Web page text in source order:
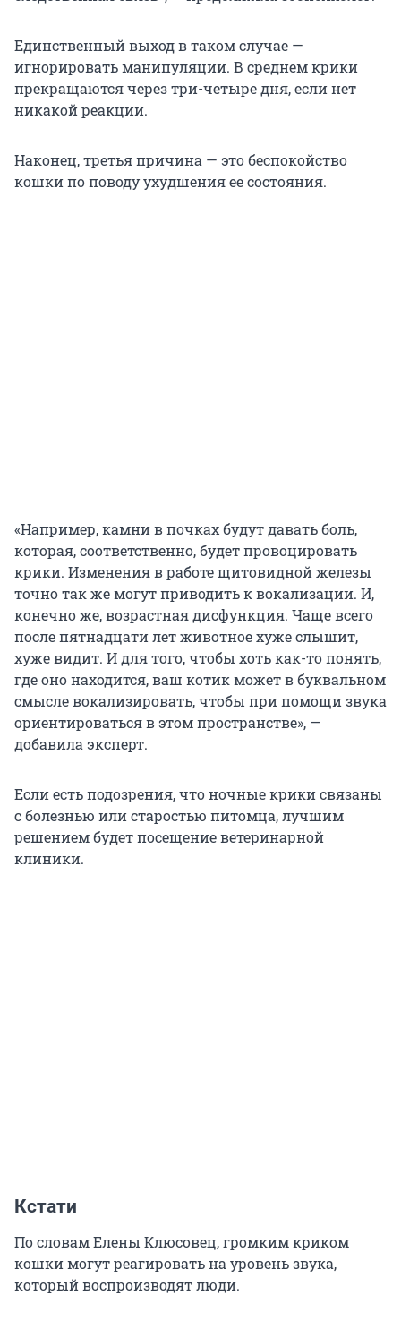
Единственный выход в таком случае —
игнорировать манипуляции. В среднем крики
прекращаются через три-четыре дня, если нет
никакой реакции.
Наконец, третья причина — это беспокойство
кошки по поводу ухудшения ее состояния.
«Например, камни в почках будут давать боль,
которая, соответственно, будет провоцировать
крики. Изменения в работе щитовидной железы
точно так же могут приводить к вокализации. И,
конечно же, возрастная дисфункция. Чаще всего
после пятнадцати лет животное хуже слышит,
хуже видит. И для того, чтобы хоть как-то понять,
где оно находится, ваш котик может в буквальном
смысле вокализировать, чтобы при помощи звука
ориентироваться в этом пространстве», —
добавила эксперт.
Если есть подозрения, что ночные крики связаны
с болезнью или старостью питомца, лучшим
решением будет посещение ветеринарной
клиники.
Кстати
По словам Елены Клюсовец, громким криком
кошки могут реагировать на уровень звука,
который воспроизводят люди.